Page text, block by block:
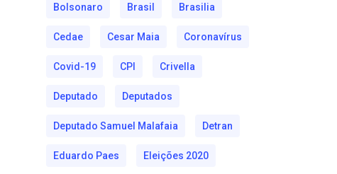
Bolsonaro Brasil Brasilia
Cedae Cesar Maia Coronavírus
Covid-19 CPI Crivella
Deputado Deputados
Deputado Samuel Malafaia Detran
Eduardo Paes Eleições 2020